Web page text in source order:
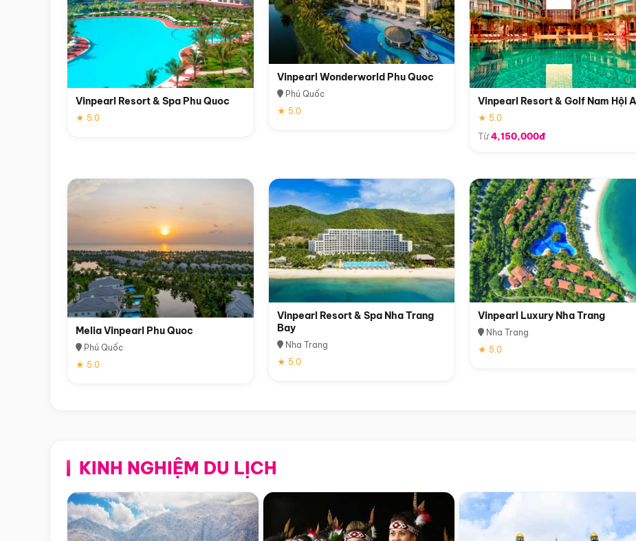
Vinpearl Resort & Spa Phu Quoc
★ 5.0
Vinpearl Wonderworld Phu Quoc
Phú Quốc
★ 5.0
Vinpearl Resort & Golf Nam Hội
★ 5.0
Từ4,150,000đ
Melia Vinpearl Phu Quoc
Phú Quốc
★ 5.0
Vinpearl Resort & Spa Nha Trang
Bay
Nha Trang
★ 5.0
Vinpearl Luxury Nha Trang
Nha Trang
★ 5.0
KINH NGHIỆM DU LỊCH